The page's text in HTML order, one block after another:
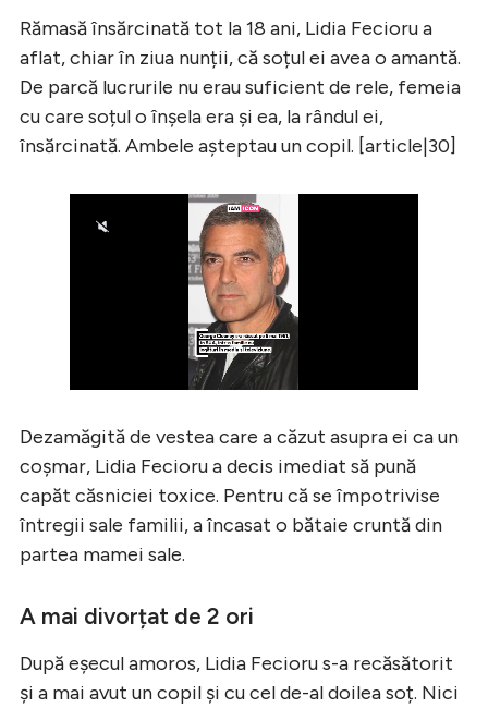
Rămasă însărcinată tot la 18 ani, Lidia Fecioru a
aflat, chiar în ziua nunții, că soțul ei avea o amantă.
De parcă lucrurile nu erau suficient de rele, femeia
cu care soțul o înșela era și ea, la rândul ei,
însărcinată. Ambele așteptau un copil. [article|30]
Dezamăgită de vestea care a căzut asupra ei ca un
coșmar, Lidia Fecioru a decis imediat să pună
capăt căsniciei toxice. Pentru că se împotrivise
întregii sale familii, a încasat o bătaie cruntă din
partea mamei sale.
A mai divorțat de 2 ori
După eșecul amoros, Lidia Fecioru s-a recăsătorit
și a mai avut un copil și cu cel de-al doilea soț. Nici